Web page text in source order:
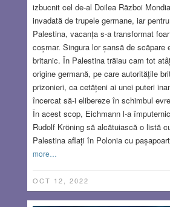
izbucnit cel de-al Doilea Război
invadată de trupele germane, iar
Palestina, vacanța s-a transformat
coșmar. Singura lor șansă de scăpare
britanic. În Palestina trăiau cam tot
origine germană, pe care autoritățile
prizonieri, ca cetățeni ai unei puteri
încercat să-i elibereze în schimbul
În acest scop, Eichmann l-a
Rudolf Kröning să alcătuiască o listă
Palestina aflați în Polonia cu
more…
OCT 12, 2022